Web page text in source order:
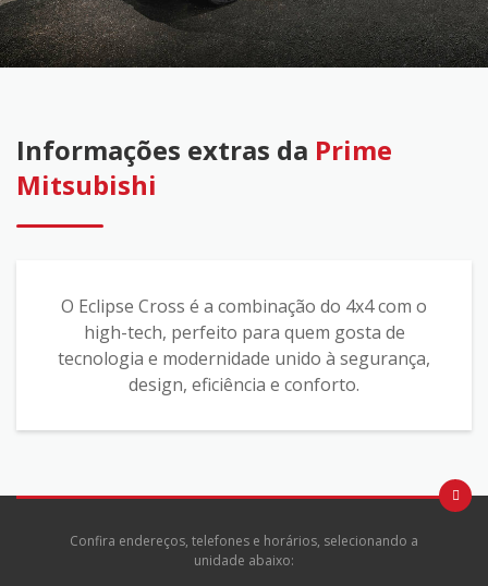
Informações extras da Prime
Mitsubishi
O Eclipse Cross é a combinação do 4x4 com o
high-tech, perfeito para quem gosta de
tecnologia e modernidade unido à segurança,
design, eficiência e conforto.
Confira endereços, telefones e horários, selecionando a
unidade abaixo: